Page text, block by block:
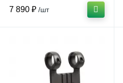
7 890 ₽ /шт